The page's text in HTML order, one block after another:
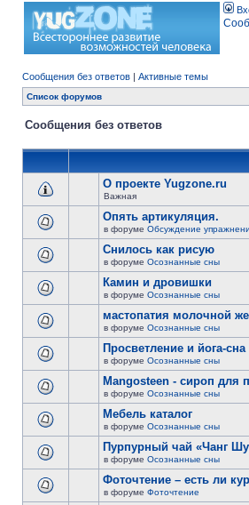
Сообщения без ответов | Активные темы
Список форумов
Сообщения без ответов
О проекте Yugzone.ru
Важная
Опять артикуляция.
в форуме Обсуждение
Снилось как рисую
в форуме Осознанные сны
Камин и дровишки
в форуме Осознанные сны
мастопатия молочной
в форуме Осознанные сны
Просветление и йога-сна
в форуме Осознанные сны
Mangosteen - сироп для
в форуме Осознанные сны
Мебель каталог
в форуме Осознанные сны
Пурпурный чай «Чанг
в форуме Осознанные сны
Фоточтение – есть ли
в форуме Фоточтение